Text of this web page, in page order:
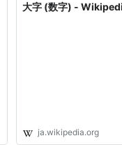
大字 (数字) -
ja.wikipedia.org